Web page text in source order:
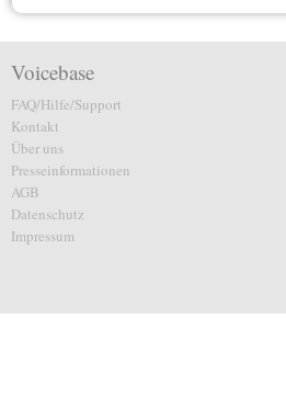
Voicebase
FAQ/Hilfe/Support
Kontakt
Über uns
Presseinformationen
AGB
Datenschutz
Impressum